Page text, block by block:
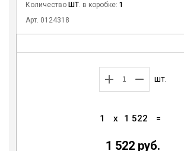
Количество ШТ. в коробке: 1
Арт. 0124318
шт.
1 x 1 522 =
1 522 руб.